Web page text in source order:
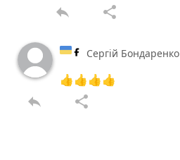
reply share
Сергій Бондаренко
👍👍👍👍
reply share